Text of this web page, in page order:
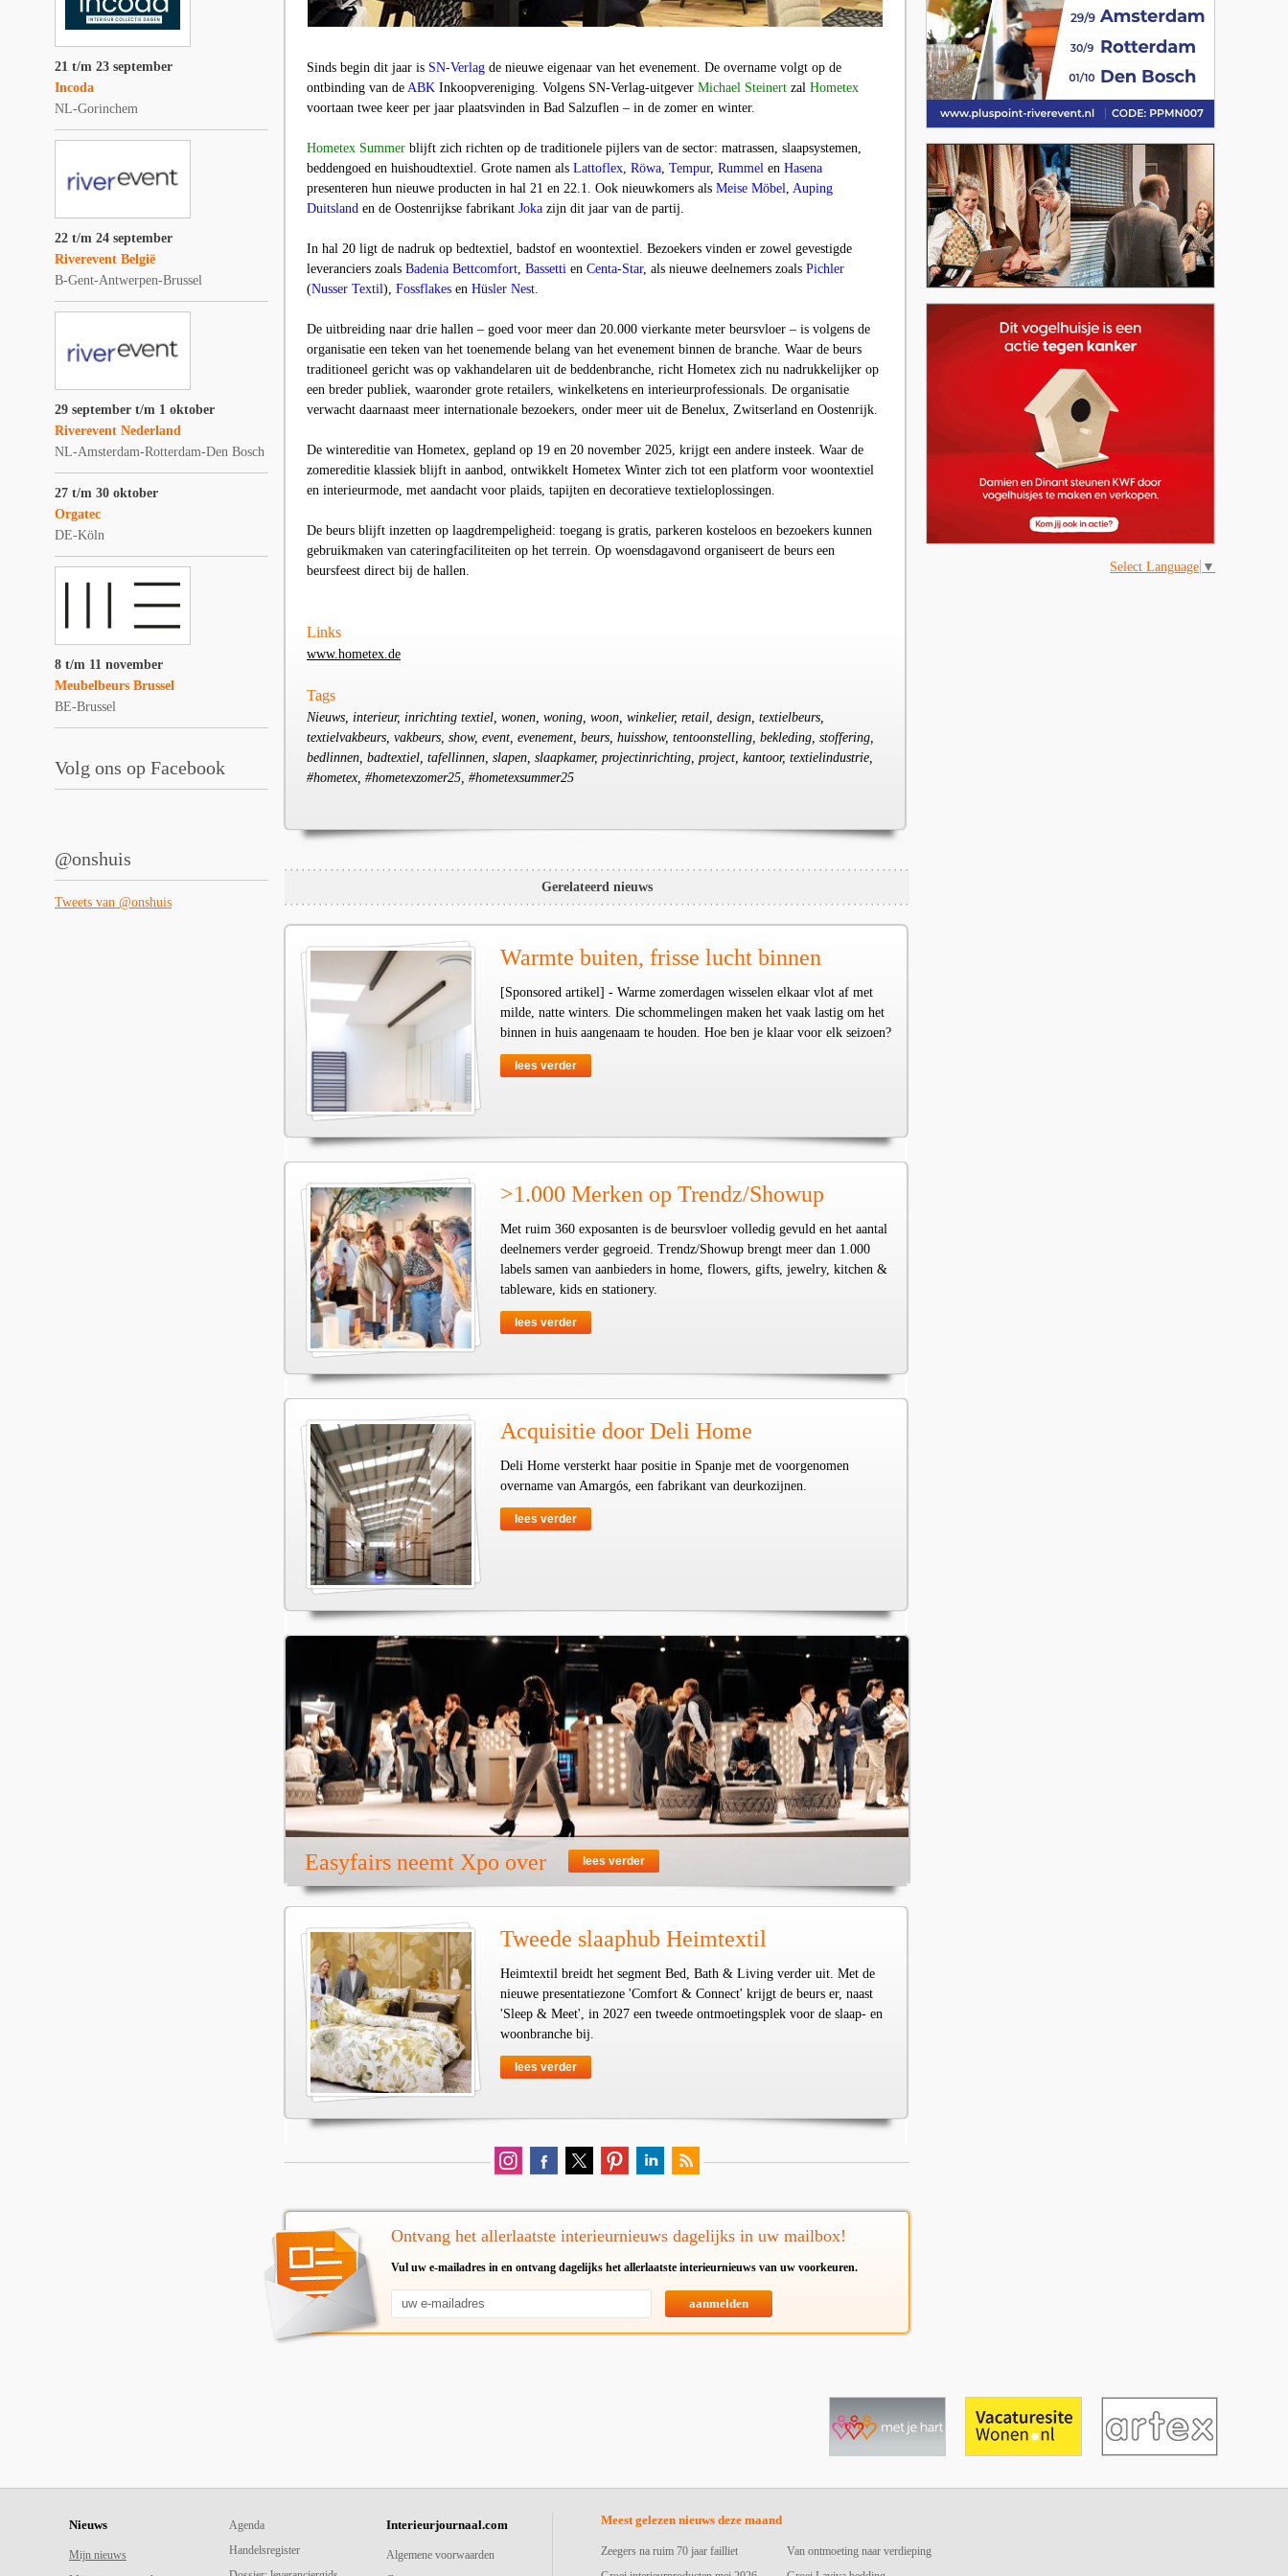
21 t/m 23 september
Incoda
NL-Gorinchem
22 t/m 24 september
Riverevent België
B-Gent-Antwerpen-Brussel
29 september t/m 1 oktober
Riverevent Nederland
NL-Amsterdam-Rotterdam-Den Bosch
27 t/m 30 oktober
Orgatec
DE-Köln
8 t/m 11 november
Meubelbeurs Brussel
BE-Brussel
Volg ons op Facebook
@onshuis
Tweets van @onshuis
Sinds begin dit jaar is SN-Verlag de nieuwe eigenaar van het evenement. De overname volgt op de
ontbinding van de ABK Inkoopvereniging. Volgens SN-Verlag-uitgever Michael Steinert zal Hometex
voortaan twee keer per jaar plaatsvinden in Bad Salzuflen – in de zomer en winter.
Hometex Summer blijft zich richten op de traditionele pijlers van de sector: matrassen, slaapsystemen,
beddengoed en huishoudtextiel. Grote namen als Lattoflex, Röwa, Tempur, Rummel en Hasena
presenteren hun nieuwe producten in hal 21 en 22.1. Ook nieuwkomers als Meise Möbel, Auping
Duitsland en de Oostenrijkse fabrikant Joka zijn dit jaar van de partij.
In hal 20 ligt de nadruk op bedtextiel, badstof en woontextiel. Bezoekers vinden er zowel gevestigde
leveranciers zoals Badenia Bettcomfort, Bassetti en Centa-Star, als nieuwe deelnemers zoals Pichler
(Nusser Textil), Fossflakes en Hüsler Nest.
De uitbreiding naar drie hallen – goed voor meer dan 20.000 vierkante meter beursvloer – is volgens de
organisatie een teken van het toenemende belang van het evenement binnen de branche. Waar de beurs
traditioneel gericht was op vakhandelaren uit de beddenbranche, richt Hometex zich nu nadrukkelijker op
een breder publiek, waaronder grote retailers, winkelketens en interieurprofessionals. De organisatie
verwacht daarnaast meer internationale bezoekers, onder meer uit de Benelux, Zwitserland en Oostenrijk.
De wintereditie van Hometex, gepland op 19 en 20 november 2025, krijgt een andere insteek. Waar de
zomereditie klassiek blijft in aanbod, ontwikkelt Hometex Winter zich tot een platform voor woontextiel
en interieurmode, met aandacht voor plaids, tapijten en decoratieve textieloplossingen.
De beurs blijft inzetten op laagdrempeligheid: toegang is gratis, parkeren kosteloos en bezoekers kunnen
gebruikmaken van cateringfaciliteiten op het terrein. Op woensdagavond organiseert de beurs een
beursfeest direct bij de hallen.
Links
www.hometex.de
Tags
Nieuws, interieur, inrichting textiel, wonen, woning, woon, winkelier, retail, design, textielbeurs,
textielvakbeurs, vakbeurs, show, event, evenement, beurs, huisshow, tentoonstelling, bekleding, stoffering,
bedlinnen, badtextiel, tafellinnen, slapen, slaapkamer, projectinrichting, project, kantoor, textielindustrie,
#hometex, #hometexzomer25, #hometexsummer25
Gerelateerd nieuws
Warmte buiten, frisse lucht binnen
[Sponsored artikel] - Warme zomerdagen wisselen elkaar vlot af met
milde, natte winters. Die schommelingen maken het vaak lastig om het
binnen in huis aangenaam te houden. Hoe ben je klaar voor elk seizoen?
lees verder
>1.000 Merken op Trendz/Showup
Met ruim 360 exposanten is de beursvloer volledig gevuld en het aantal
deelnemers verder gegroeid. Trendz/Showup brengt meer dan 1.000
labels samen van aanbieders in home, flowers, gifts, jewelry, kitchen &
tableware, kids en stationery.
lees verder
Acquisitie door Deli Home
Deli Home versterkt haar positie in Spanje met de voorgenomen
overname van Amargós, een fabrikant van deurkozijnen.
lees verder
Easyfairs neemt Xpo over lees verder
Tweede slaaphub Heimtextil
Heimtextil breidt het segment Bed, Bath & Living verder uit. Met de
nieuwe presentatiezone 'Comfort & Connect' krijgt de beurs er, naast
'Sleep & Meet', in 2027 een tweede ontmoetingsplek voor de slaap- en
woonbranche bij.
lees verder
Ontvang het allerlaatste interieurnieuws dagelijks in uw mailbox!
Vul uw e-mailadres in en ontvang dagelijks het allerlaatste interieurnieuws van uw voorkeuren.
aanmelden
Select Language ▼
Nieuws
Mijn nieuws
Agenda
Handelsregister
Interieurjournaal.com
Algemene voorwaarden
Meest gelezen nieuws deze maand
Zeegers na ruim 70 jaar failliet
Van ontmoeting naar verdieping